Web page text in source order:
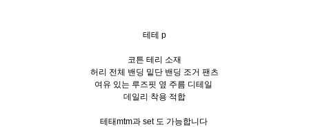
테테 p
코튼 테리 소재
허리 전체 밴딩 밑단 밴딩 조거 팬츠
여유 있는 루즈핏 옆 주름 디테일
데일리 착용 적합
테태mtm과 set 도 가능합니다